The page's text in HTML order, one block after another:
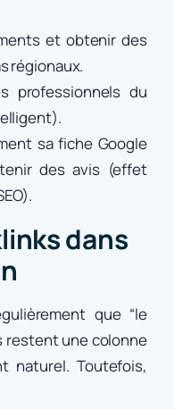
et obtenir des
régionaux.
professionnels du
sa fiche Google
des avis (effet
dans
que “le
restent une colonne
naturel. Toutefois,